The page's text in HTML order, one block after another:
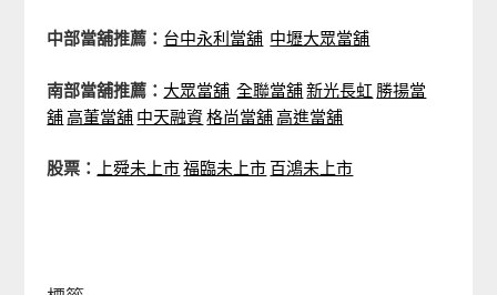
中部當舖推薦： 台中永利當舖 中壢大眾當舖
南部當舖推薦： 大眾當舖 全聯當舖新光長虹 勝揚當
舖高董當舖 中天融資格尚當舖高進當舖
股票： 上舜未上市福臨未上市 百鴻未上市